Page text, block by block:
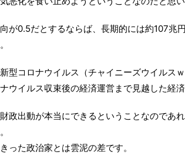
が0.5だとするならば、長期的には約107兆
型コロナウイルス（チャイニーズウイルス
ウイルス収束後の経済運営まで見越した経
政出動が本当にできるということなのであ
った政治家とは雲泥の差です。